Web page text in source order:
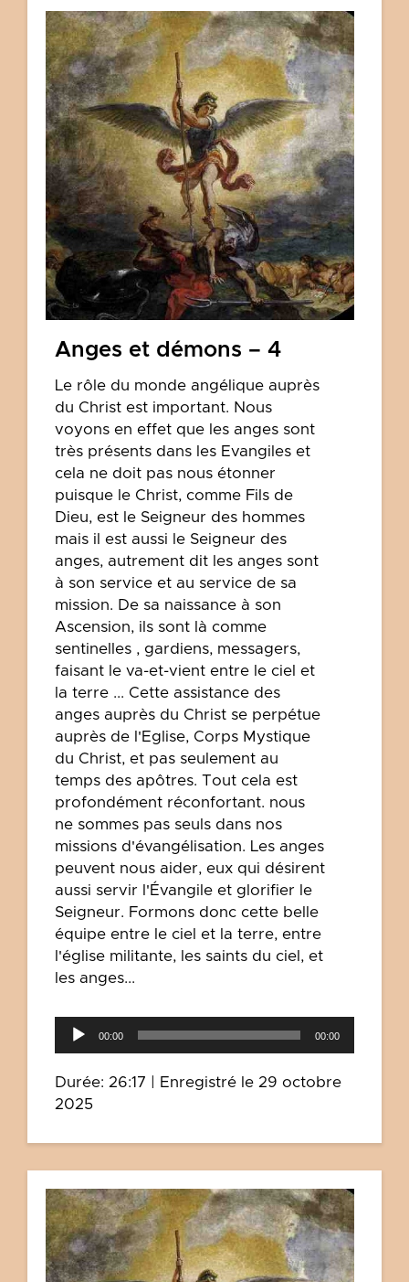
Anges et démons – 4
Le rôle du monde angélique auprès
du Christ est important. Nous
voyons en effet que les anges sont
très présents dans les Evangiles et
cela ne doit pas nous étonner
puisque le Christ, comme Fils de
Dieu, est le Seigneur des hommes
mais il est aussi le Seigneur des
anges, autrement dit les anges sont
à son service et au service de sa
mission. De sa naissance à son
Ascension, ils sont là comme
sentinelles , gardiens, messagers,
faisant le va-et-vient entre le ciel et
la terre ... Cette assistance des
anges auprès du Christ se perpétue
auprès de l'Eglise, Corps Mystique
du Christ, et pas seulement au
temps des apôtres. Tout cela est
profondément réconfortant. nous
ne sommes pas seuls dans nos
missions d'évangélisation. Les anges
peuvent nous aider, eux qui désirent
aussi servir l'Évangile et glorifier le
Seigneur. Formons donc cette belle
équipe entre le ciel et la terre, entre
l'église militante, les saints du ciel, et
les anges...
00:00 00:00
Durée: 26:17
Enregistré le 29 octobre
2025